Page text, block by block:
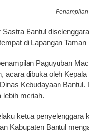
Penampilan
Sastra Bantul
di Lapangan
Paguyuban
acara dibuka oleh
Kebudayaan
lebih meriah.
ketua penyelenggara
Kabupaten Bantul